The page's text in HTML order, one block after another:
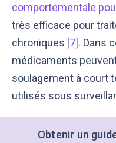
comportementale
très efficace pour
chroniques [7]. Dans
médicaments
soulagement à court
utilisés sous
Obtenir un